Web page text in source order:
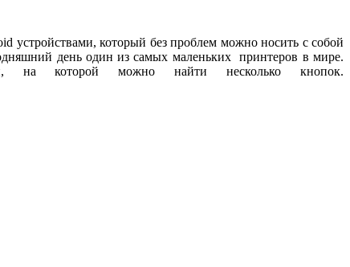
устройствами, который без проблем можно носить с собой
день один из самых маленьких принтеров в мире.
на которой можно найти несколько кнопок.